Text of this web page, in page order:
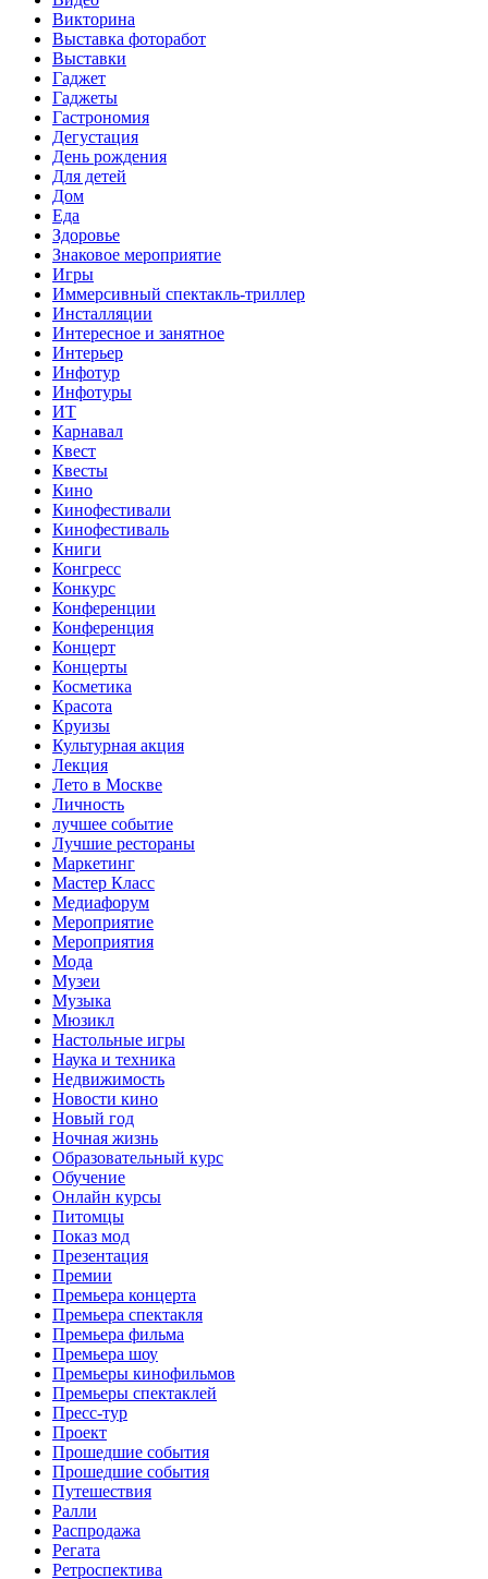
Викторина
Выставка фоторабот
Выставки
Гаджет
Гаджеты
Гастрономия
Дегустация
День рождения
Для детей
Дом
Еда
Здоровье
Знаковое мероприятие
Игры
Иммерсивный спектакль-триллер
Инсталляции
Интересное и занятное
Интерьер
Инфотур
Инфотуры
ИТ
Карнавал
Квест
Квесты
Кино
Кинофестивали
Кинофестиваль
Книги
Конгресс
Конкурс
Конференции
Конференция
Концерт
Концерты
Косметика
Красота
Круизы
Культурная акция
Лекция
Лето в Москве
Личность
лучшее событие
Лучшие рестораны
Маркетинг
Мастер Класс
Медиафорум
Мероприятие
Мероприятия
Мода
Музеи
Музыка
Мюзикл
Настольные игры
Наука и техника
Недвижимость
Новости кино
Новый год
Ночная жизнь
Образовательный курс
Обучение
Онлайн курсы
Питомцы
Показ мод
Презентация
Премии
Премьера концерта
Премьера спектакля
Премьера фильма
Премьера шоу
Премьеры кинофильмов
Премьеры спектаклей
Пресс-тур
Проект
Прошедшие события
Прошедшие события
Путешествия
Ралли
Распродажа
Регата
Ретроспектива